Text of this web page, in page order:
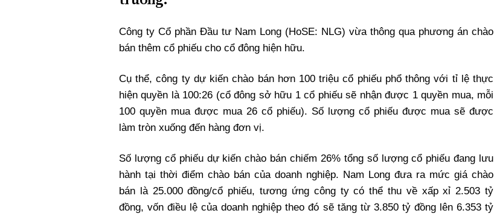
Xi nhan Trái Phải
Công ty Cổ phần Đầu tư Nam Long (HoSE: NLG) vừa thông qua phương án chào
bán thêm cổ phiếu cho cổ đông hiện hữu.
Cụ thể, công ty dự kiến chào bán hơn 100 triệu cổ phiếu phổ thông với tỉ lệ thực
hiện quyền là 100:26 (cổ đông sở hữu 1 cổ phiếu sẽ nhận được 1 quyền mua, mỗi
100 quyền mua được mua 26 cổ phiếu). Số lượng cổ phiếu được mua sẽ được
làm tròn xuống đến hàng đơn vị.
Số lượng cổ phiếu dự kiến chào bán chiếm 26% tổng số lượng cổ phiếu đang lưu
hành tại thời điểm chào bán của doanh nghiệp. Nam Long đưa ra mức giá chào
bán là 25.000 đồng/cổ phiếu, tương ứng công ty có thể thu về xấp xỉ 2.503 tỷ
đồng, vốn điều lệ của doanh nghiệp theo đó sẽ tăng từ 3.850 tỷ đồng lên 6.353 tỷ